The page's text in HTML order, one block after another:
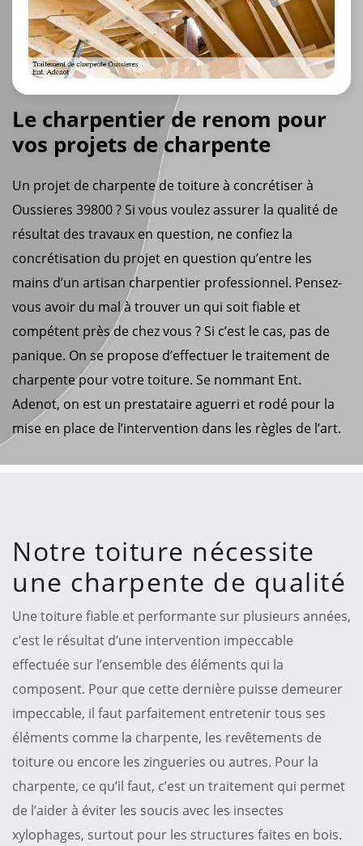
Le charpentier de renom pour
vos projets de charpente
Un projet de charpente de toiture à concrétiser à
Oussieres 39800 ? Si vous voulez assurer la qualité de
résultat des travaux en question, ne confiez la
concrétisation du projet en question qu’entre les
mains d’un artisan charpentier professionnel. Pensez-
vous avoir du mal à trouver un qui soit fiable et
compétent près de chez vous ? Si c’est le cas, pas de
panique. On se propose d’effectuer le traitement de
charpente pour votre toiture. Se nommant Ent.
Adenot, on est un prestataire aguerri et rodé pour la
mise en place de l’intervention dans les règles de l’art.
Notre toiture nécessite
une charpente de qualité
Une toiture fiable et performante sur plusieurs années,
c’est le résultat d’une intervention impeccable
effectuée sur l’ensemble des éléments qui la
composent. Pour que cette dernière puisse demeurer
impeccable, il faut parfaitement entretenir tous ses
éléments comme la charpente, les revêtements de
toiture ou encore les zingueries ou autres. Pour la
charpente, ce qu’il faut, c’est un traitement qui permet
de l’aider à éviter les soucis avec les insectes
xylophages, surtout pour les structures faites en bois.